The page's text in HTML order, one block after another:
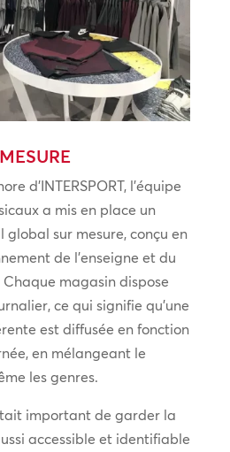
d’INTERSPORT, l’équipe
a mis en place un
sur mesure, conçu en
de l’enseigne et du
magasin dispose
ce qui signifie qu’une
est diffusée en fonction
en mélangeant le
les genres.
important de garder la
accessible et identifiable